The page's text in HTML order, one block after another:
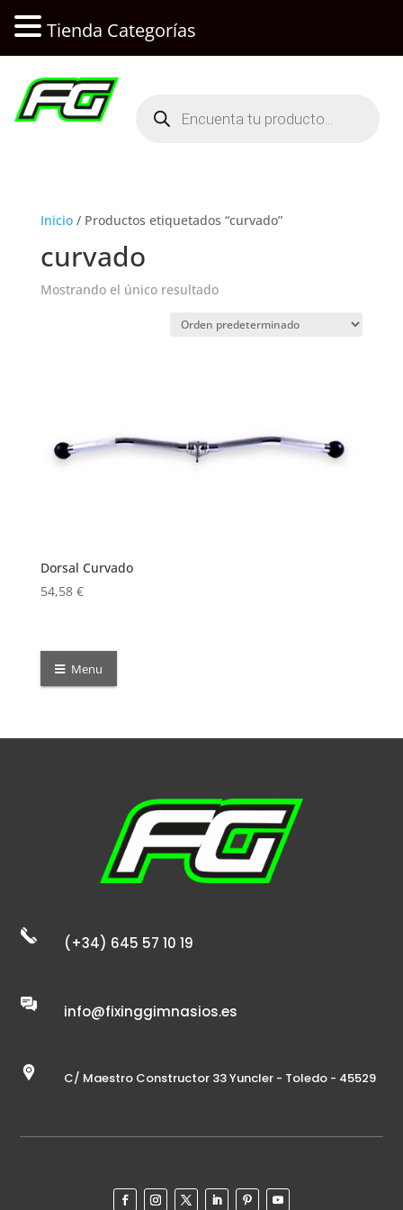
productos
Inicio/ Productos etiquetados “curvado”
curvado
Mostrando el único resultado
Dorsal Curvado
54,58 €
Menu
(+34) 645 57 10 19
info@fixinggimnasios.es
C/ Maestro Constructor 33 Yuncler - Toledo - 45529
Tienda Categorías